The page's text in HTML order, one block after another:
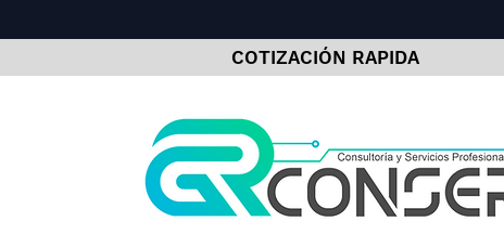
COTIZACIÓN RAPIDA